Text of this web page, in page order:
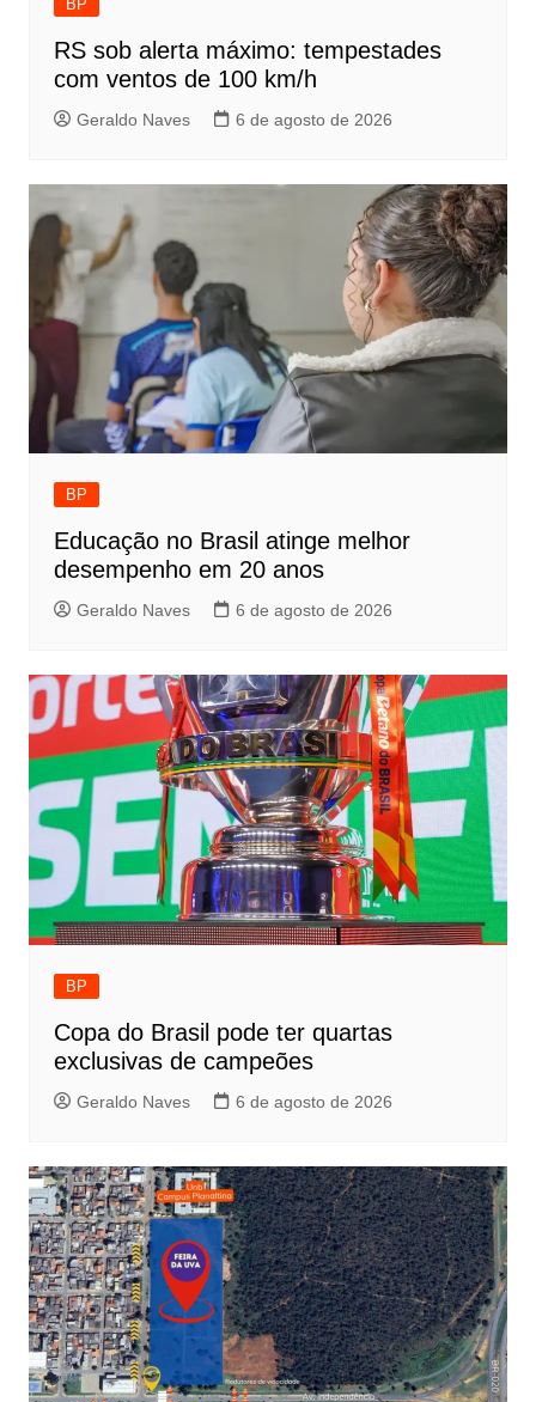
BP
RS sob alerta máximo: tempestades
com ventos de 100 km/h
Geraldo Naves 6 de agosto de 2026
BP
Educação no Brasil atinge melhor
desempenho em 20 anos
Geraldo Naves 6 de agosto de 2026
BP
Copa do Brasil pode ter quartas
exclusivas de campeões
Geraldo Naves 6 de agosto de 2026